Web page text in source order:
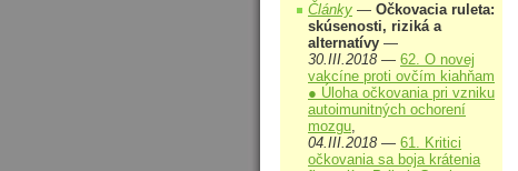
Články — Očkovacia ruleta:
skúsenosti, riziká a
alternatívy —
30.III.2018 — 62. O novej
vakcíne proti ovčím kiahňam
● Úloha očkovania pri vzniku
autoimunitných ochorení
mozgu,
04.III.2018 — 61. Kritici
očkovania sa boja krátenia